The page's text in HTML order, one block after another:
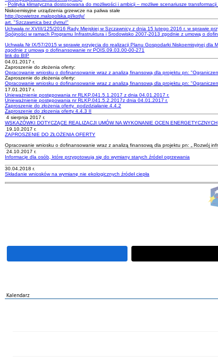
- Polityka klimatyczna dostosowana do możliwości i ambicji – możliwe scenariusze
Niskoemisyjne urządzenia grzewcze na paliwa stałe
http://powietrze.malopolska.pl/kotly/
art. "Szczawnica bez dymu!"
Uchwała nr XVIII/125/2016 Rady Miejskiej w Szczawnicy z dnia 15 lutego 2016 r. w sprawie
Spójności w ramach Programu Infrastruktura i Środowisko 2007-2013 zgodnie z umową o
Uchwała Nr IX/57/2015 w sprawie przyjęcia do realizacji Planu Gospodarki Niskoemisyjnej
zgodnie z umową o dofinansowanie nr POIS.09.03.00-00-271
link do BIP
04.01.2017 r.
Zaproszenie do złożenia oferty:
Opracowanie wniosku o dofinansowanie wraz z analizą finansową dla projektu pn:
Zaproszenie do złożenia oferty:
Opracowanie wniosku o dofinansowanie wraz z analizą finansową dla projektu pn:
17.01.2017 r.
Unieważnienie postępowania nr RLKP.041.5.1.2017 z dnia 04.01.2017 r.
Unieważnienie postępowania nr RLKP.041.5.2.2017z dnia 04.01.2017 r.
Zaproszenie do złożenia oferty_podzdziałanie 4.4.2
Zaproszenie do złozenia oferty 4.4.3 II
4 sierpnia 2017 r.
WSKAZÓWKI DOTYCZĄCE REALIZACJI UMÓW NA WYKONANIE OCEN ENERGETYCZNYCH
19.10.2017 r.
ZAPROSZENIE DO ZŁOŻENIA OFERTY
Opracowanie wniosku o dofinansowanie wraz z analizą finansową dla projektu pn: „ Rozwój
24.10.2017 r.
Informacje dla osób, które przygotowują się do wymiany starych źródeł ogrzewania
30.04.2018 r.
Składanie wniosków na wymianę nie ekologicznych źródeł ciepła
Kalendarz